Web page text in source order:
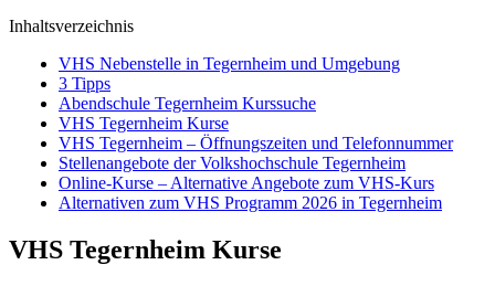
Inhaltsverzeichnis
VHS Nebenstelle in Tegernheim und Umgebung
3 Tipps
Abendschule Tegernheim Kurssuche
VHS Tegernheim Kurse
VHS Tegernheim – Öffnungszeiten und Telefonnummer
Stellenangebote der Volkshochschule Tegernheim
Online-Kurse – Alternative Angebote zum VHS-Kurs
Alternativen zum VHS Programm 2026 in Tegernheim
VHS Tegernheim Kurse